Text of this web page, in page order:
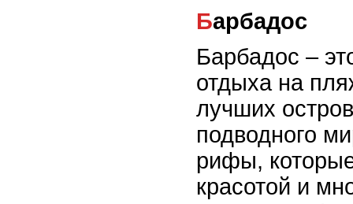
Барбадос
Барбадос –
отдыха на
лучших
подводного
рифы,
красотой и